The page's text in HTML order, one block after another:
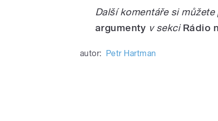
Další komentáře si
argumenty v sekci Rádio
autor: Petr Hartman